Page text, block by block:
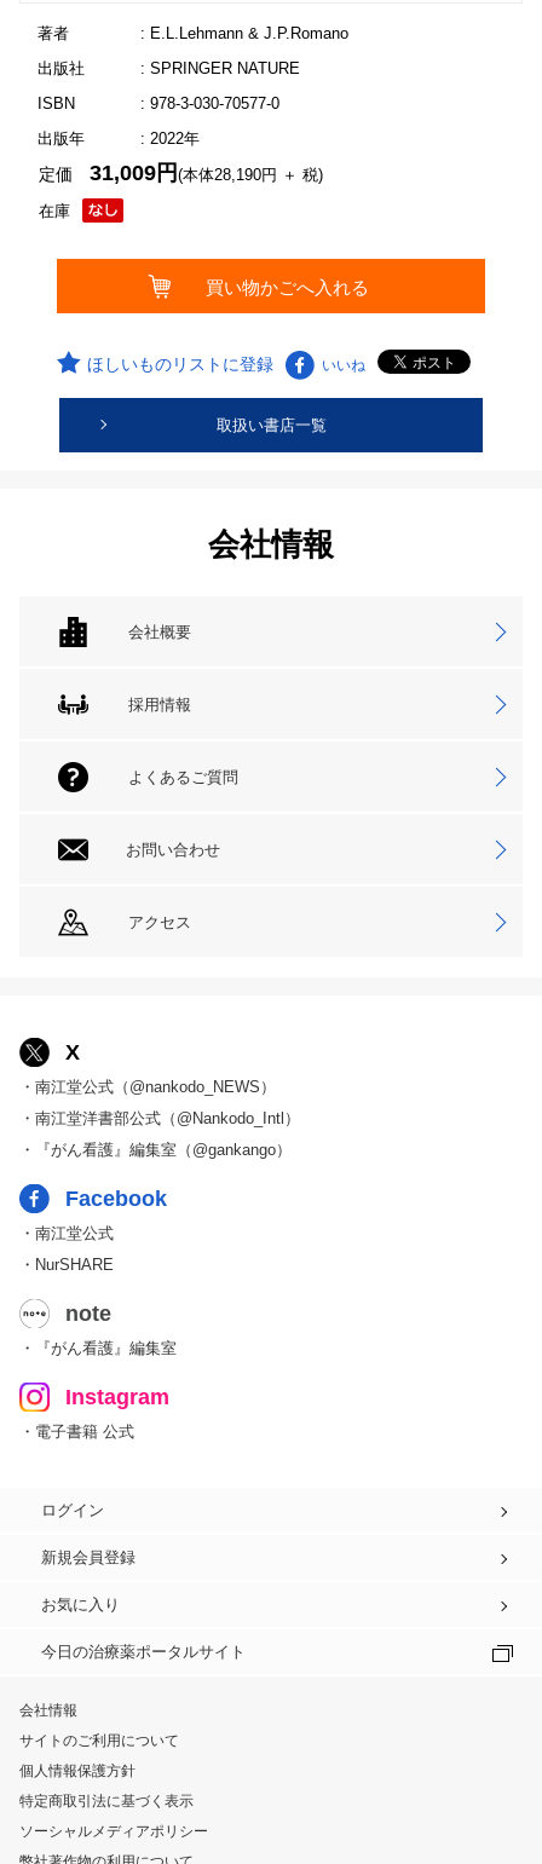
著者
: E.L.Lehmann & J.P.Romano
出版社
: SPRINGER NATURE
ISBN
: 978-3-030-70577-0
出版年
: 2022年
在庫
定価31,009円(本体28,190円 ＋ 税)
ほしいものリストに登録 いいね
取扱い書店一覧
会社情報
会社概要
採用情報
よくあるご質問
お問い合わせ
アクセス
X
・南江堂公式（@nankodo_NEWS）
・南江堂洋書部公式（@Nankodo_Intl）
・『がん看護』編集室（@gankango）
Facebook
・南江堂公式
・NurSHARE
note
・『がん看護』編集室
Instagram
・電子書籍 公式
ログイン
新規会員登録
お気に入り
今日の治療薬ポータルサイト
会社情報
サイトのご利用について
個人情報保護方針
特定商取引法に基づく表示
ソーシャルメディアポリシー